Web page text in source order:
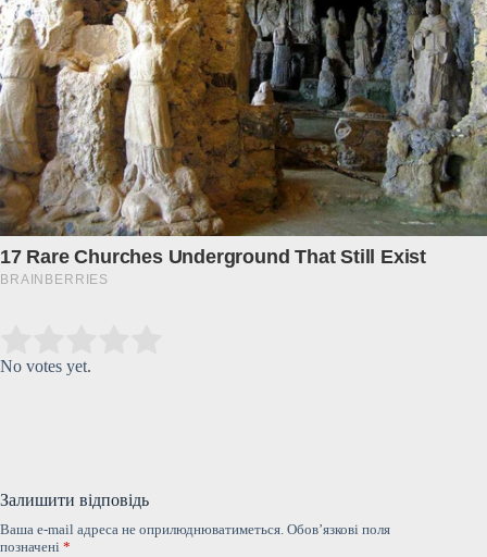
No votes yet.
Залишити відповідь
Ваша e-mail адреса не оприлюднюватиметься. Обов’язкові поля
позначені *